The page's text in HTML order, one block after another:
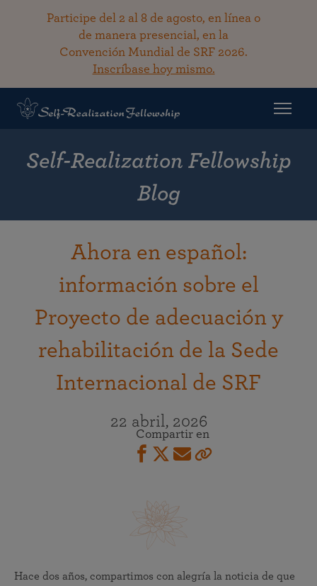
Participe del 2 al 8 de agosto, en línea o
de manera presencial, en la
Convención Mundial de SRF 2026.
Inscríbase hoy mismo.
Self-Realization Fellowship
Blog
Ahora en español:
información sobre el
Proyecto de adecuación y
rehabilitación de la Sede
Internacional de SRF
22 abril, 2026
Compartir en
Hace dos años, compartimos con alegría la noticia de que